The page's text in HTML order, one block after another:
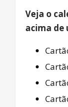
Veja o
acima de